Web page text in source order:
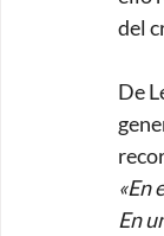
del
De
«En
En